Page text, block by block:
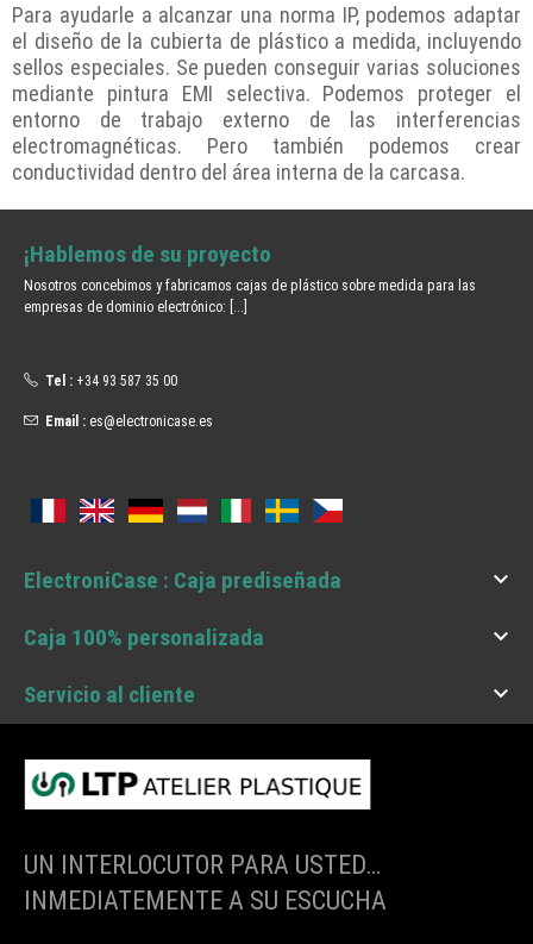
Para ayudarle a alcanzar una norma IP, podemos adaptar
el diseño de la cubierta de plástico a medida, incluyendo
sellos especiales. Se pueden conseguir varias soluciones
mediante pintura EMI selectiva. Podemos proteger el
entorno de trabajo externo de las interferencias
electromagnéticas. Pero también podemos crear
conductividad dentro del área interna de la carcasa.
¡Hablemos de su proyecto
Nosotros concebimos y fabricamos cajas de plástico sobre medida para las
empresas de dominio electrónico: [...]
Tel : +34 93 587 35 00
Email : es@electronicase.es
ElectroniCase : Caja prediseñada 
Caja 100% personalizada 
Servicio al cliente 
UN INTERLOCUTOR PARA USTED…
INMEDIATEMENTE A SU ESCUCHA